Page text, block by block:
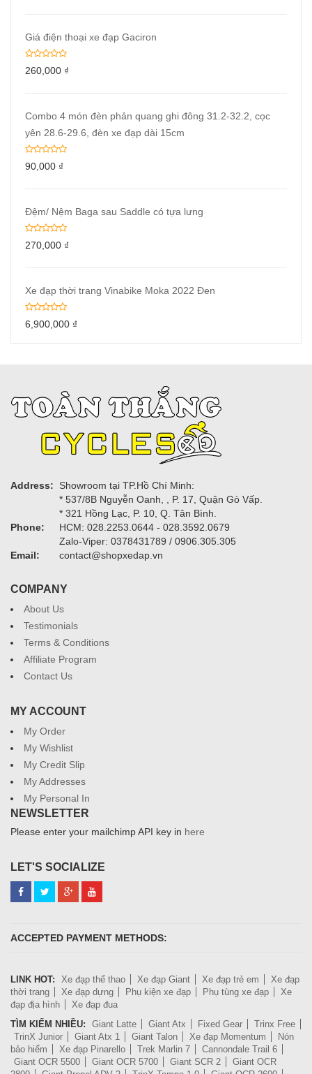
Giá điện thoại xe đạp Gaciron
260,000 ₫
Combo 4 món đèn phản quang ghi đông 31.2-32.2, cọc
yên 28.6-29.6, đèn xe đạp dài 15cm
90,000 ₫
Đệm/ Nệm Baga sau Saddle có tựa lưng
270,000 ₫
Xe đạp thời trang Vinabike Moka 2022 Đen
6,900,000 ₫
Address:
Showroom tại TP.Hồ Chí Minh:
* 537/8B Nguyễn Oanh, , P. 17, Quận Gò Vấp.
* 321 Hồng Lạc, P. 10, Q. Tân Bình.
Phone:
HCM: 028.2253.0644 - 028.3592.0679
Zalo-Viper: 0378431789 / 0906.305.305
Email:
contact@shopxedap.vn
COMPANY
About Us
Testimonials
Terms & Conditions
Affiliate Program
Contact Us
MY ACCOUNT
My Order
My Wishlist
My Credit Slip
My Addresses
My Personal In
NEWSLETTER
Please enter your mailchimp API key in here
LET'S SOCIALIZE
ACCEPTED PAYMENT METHODS:
LINK HOT: Xe đạp thể thao Xe đạp Giant Xe đạp trẻ em
Xe đạp
thời trang
Xe đạp dựng Phụ kiện xe đạp Phụ tùng xe đạp
Xe
đạp địa hình
Xe đạp đua
TÌM KIẾM NHIỀU:
Giant Latte Giant Atx Fixed Gear
Trinx Free
TrinX Junior
Giant Atx 1 Giant Talon Xe đạp Momentum
Nón
bảo hiểm
Xe đạp Pinarello Trek Marlin 7
Cannondale Trail 6
Giant OCR 5500
Giant OCR 5700 Giant SCR 2
Giant OCR